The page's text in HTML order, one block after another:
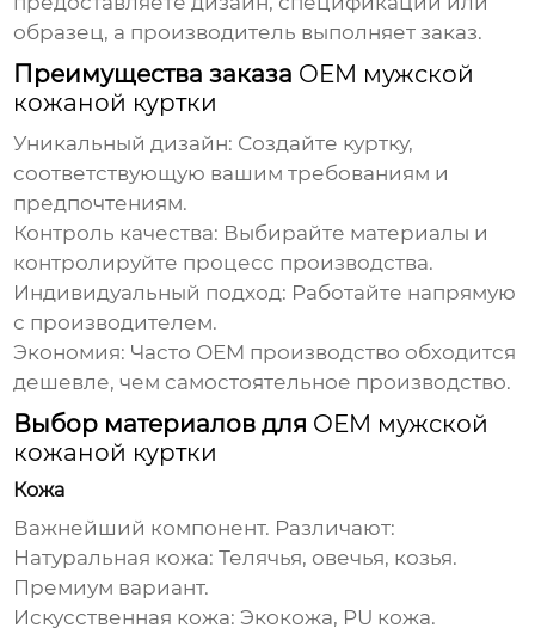
образец, а производитель выполняет заказ.
Преимущества заказа OEM мужской
кожаной куртки
Уникальный дизайн: Создайте куртку,
соответствующую вашим требованиям и
предпочтениям.
Контроль качества: Выбирайте материалы и
контролируйте процесс производства.
Индивидуальный подход: Работайте напрямую
с производителем.
Экономия: Часто OEM производство обходится
дешевле, чем самостоятельное производство.
Выбор материалов для OEM мужской
кожаной куртки
Кожа
Важнейший компонент. Различают:
Натуральная кожа: Телячья, овечья, козья.
Премиум вариант.
Искусственная кожа: Экокожа, PU кожа.